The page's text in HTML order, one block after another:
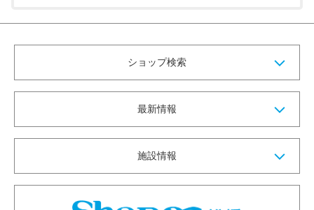
ショップ検索
最新情報
施設情報